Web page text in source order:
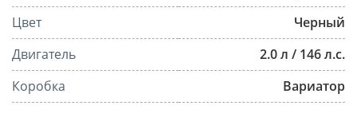
Цвет
Черный
Двигатель
2.0 л / 146 л.с.
Коробка
Вариатор